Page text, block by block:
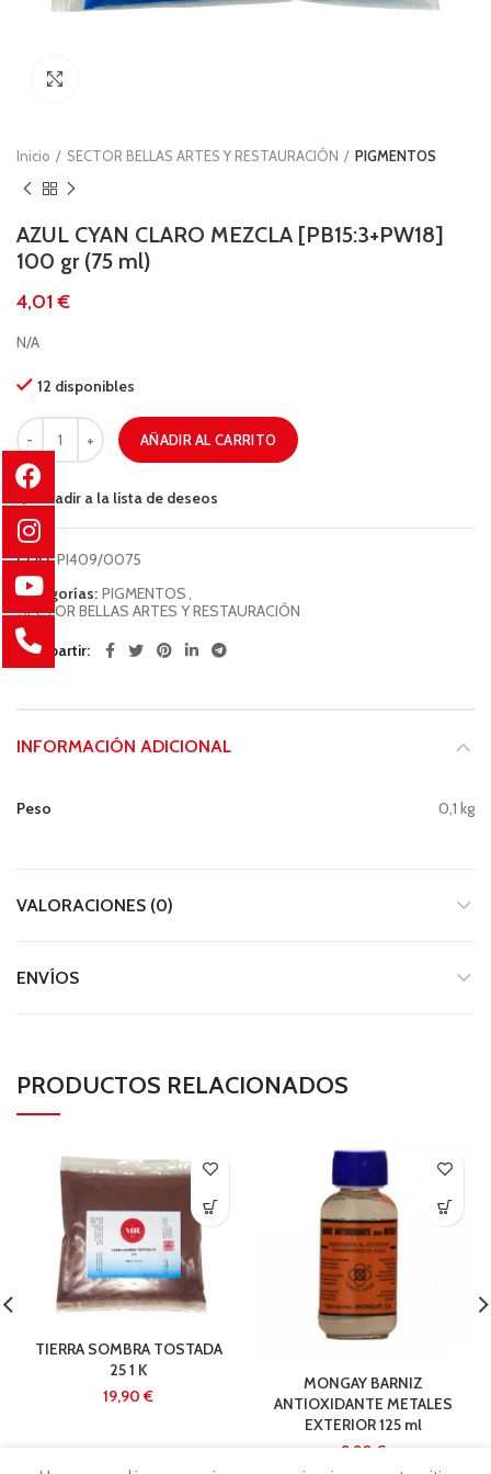
Inicio SECTOR BELLAS ARTES Y RESTAURACIÓN PIGMENTOS
AZUL CYAN CLARO MEZCLA [PB15:3+PW18]
100 gr (75 ml)
€
N/A
12 disponibles
AÑADIR AL CARRITO
Añadir a la lista de deseos
COD:PI409/0075
Categorías: PIGMENTOS,
SECTOR BELLAS ARTES Y RESTAURACIÓN
Compartir
INFORMACIÓN ADICIONAL
Peso 0,1 kg
VALORACIONES (0)
ENVÍOS
PRODUCTOS RELACIONADOS
TIERRA SOMBRA TOSTADA
25 1 K
€
MONGAY BARNIZ
ANTIOXIDANTE METALES
EXTERIOR 125 ml
€